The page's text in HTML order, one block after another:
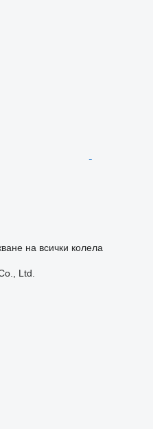
на всички колела
Ltd.